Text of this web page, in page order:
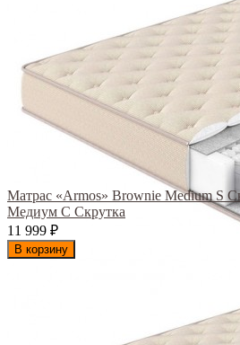
Матрас «Armos» Brownie Medium S
Медиум С Скрутка
11 999 ₽
В корзину